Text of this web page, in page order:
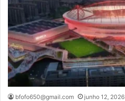
bfofo650@gmail.com junho 12, 2026